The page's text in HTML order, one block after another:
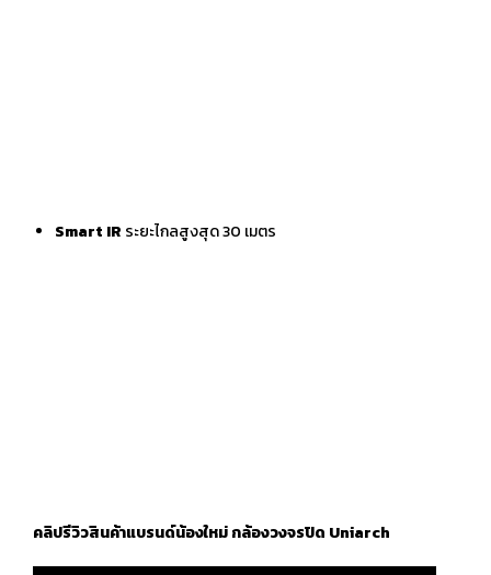
Smart IR ระยะไกลสูงสุด 30 เมตร
คลิปรีวิวสินค้าแบรนด์น้องใหม่ กล้องวงจรปิด Uniarch